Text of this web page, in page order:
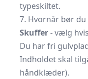
typeskiltet.
7. Hvornår bør
Skuffer- vælg
Du har fri
Indholdet skal
håndklæder).